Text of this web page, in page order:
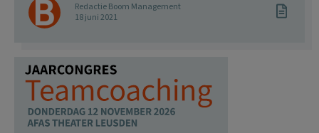
Redactie Boom Management
18 juni 2021